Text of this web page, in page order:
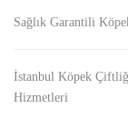
Sağlık Garantili
İstanbul Köpek
Hizmetleri